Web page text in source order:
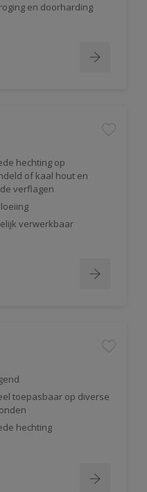
en doorharding
hechting op
of kaal hout en
verflagen
verwerkbaar
toepasbaar op diverse
hechting